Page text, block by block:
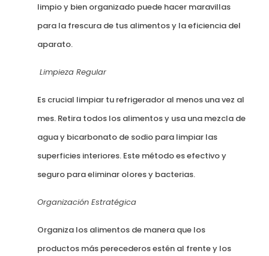
limpio y bien organizado puede hacer maravillas
para la frescura de tus alimentos y la eficiencia del
aparato.
Limpieza Regular
Es crucial limpiar tu refrigerador al menos una vez al
mes. Retira todos los alimentos y usa una mezcla de
agua y bicarbonato de sodio para limpiar las
superficies interiores. Este método es efectivo y
seguro para eliminar olores y bacterias.
Organización Estratégica
Organiza los alimentos de manera que los
productos más perecederos estén al frente y los